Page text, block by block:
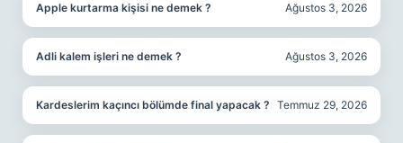
Apple kurtarma kişisi ne demek ? Ağustos 3, 2026
Adli kalem işleri ne demek ? Ağustos 3, 2026
Kardeslerim kaçıncı bölümde final yapacak ? Temmuz 29, 2026